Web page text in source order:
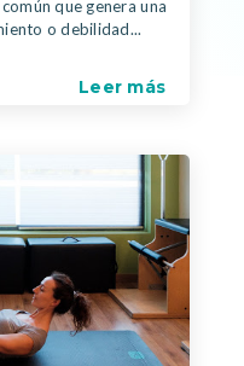
que genera una
o debilidad...
Leer más